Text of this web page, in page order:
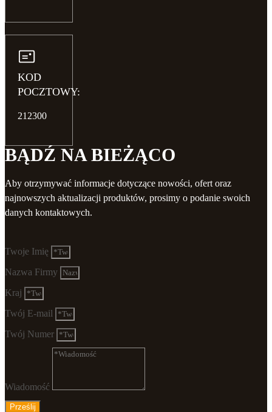
KOD
POCZTOWY:
212300
BĄDŹ NA BIEŻĄCO
Aby otrzymywać informacje dotyczące nowości, ofert oraz
najnowszych aktualizacji produktów, prosimy o podanie swoich
danych kontaktowych.
Twoje Imię
Nazwa Firmy
Kraj
Twój E-mail
Twój Numer
Wiadomość
Prześlij